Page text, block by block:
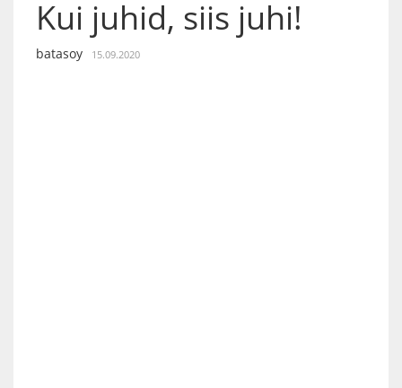
Kui juhid, siis juhi!
batasoy 15.09.2020